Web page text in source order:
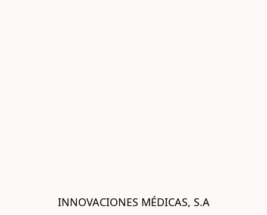
INNOVACIONES MÉDICAS, S.A